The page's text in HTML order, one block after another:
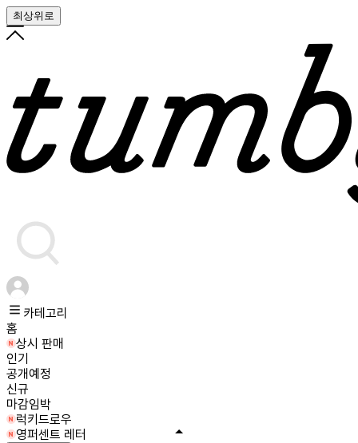
최상위로
카테고리
홈
상시 판매
인기
공개예정
신규
마감임박
럭키드로우
영퍼센트 레터